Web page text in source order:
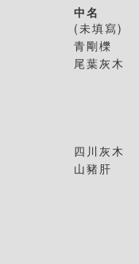
中名
(未填寫)
青剛櫟
尾葉灰木
四川灰木
山豬肝